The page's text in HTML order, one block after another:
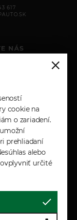
cookie na
o zariadení.
prehliadaní
alebo
určité
smeroviek
smeroviek
na
617
NÁS